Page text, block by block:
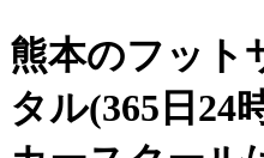
熊本のフット
タル(365日24